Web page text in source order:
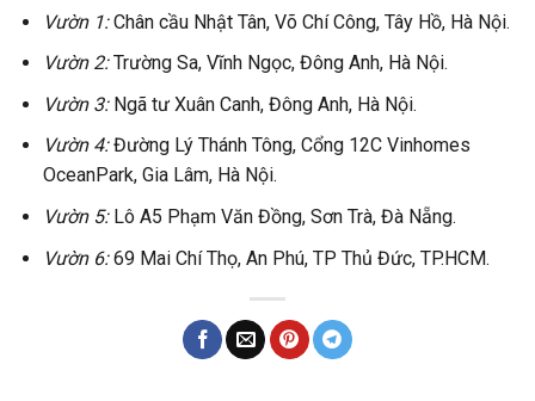
Vườn 1:Chân cầu Nhật Tân, Võ Chí Công, Tây Hồ, Hà Nội.
Vườn 2:Trường Sa, Vĩnh Ngọc, Đông Anh, Hà Nội.
Vườn 3:Ngã tư Xuân Canh, Đông Anh, Hà Nội.
Vườn 4:Đường Lý Thánh Tông, Cổng 12C Vinhomes
OceanPark, Gia Lâm, Hà Nội.
Vườn 5:Lô A5 Phạm Văn Đồng, Sơn Trà, Đà Nẵng.
Vườn 6:69 Mai Chí Thọ, An Phú, TP Thủ Đức, TP.HCM.